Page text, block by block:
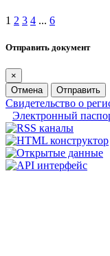
1 2 3 4 ... 6
Отправить документ
×
Отмена
Отправить
Свидетельство о
Электронный